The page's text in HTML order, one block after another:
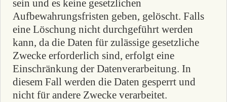
sein und es keine gesetzlichen
Aufbewahrungsfristen geben, gelöscht. Falls
eine Löschung nicht durchgeführt werden
kann, da die Daten für zulässige gesetzliche
Zwecke erforderlich sind, erfolgt eine
Einschränkung der Datenverarbeitung. In
diesem Fall werden die Daten gesperrt und
nicht für andere Zwecke verarbeitet.